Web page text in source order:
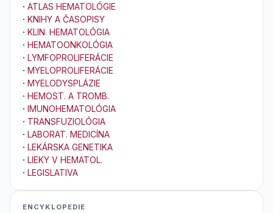
· ATLAS HEMATOLÓGIE
· KNIHY A ČASOPISY
· KLIN. HEMATOLÓGIA
· HEMATOONKOLÓGIA
· LYMFOPROLIFERÁCIE
· MYELOPROLIFERÁCIE
· MYELODYSPLÁZIE
· HEMOST. A TROMB.
· IMUNOHEMATOLÓGIA
· TRANSFUZIOLÓGIA
· LABORAT. MEDICÍNA
· LEKÁRSKA GENETIKA
· LIEKY V HEMATOL.
· LEGISLATIVA
ENCYKLOPEDIE